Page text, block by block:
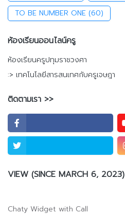
TO BE NUMBER ONE (60)
ห้องเรียนออนไลน์ครู
ห้องเรียนครูปทุมราชวงศา
:> เทคโนโลยีสารสนเทศกับครูเจษฎา
ติดตามเรา >>
VIEW (SINCE MARCH 6, 2023)
Chaty Widget with Call